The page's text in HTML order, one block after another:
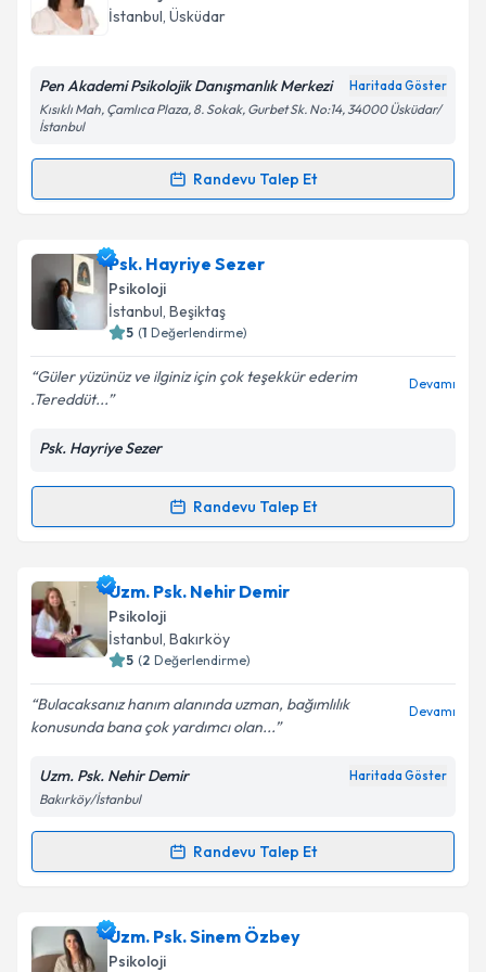
takvim hazırlandığında e-posta ile bilgilendireceğiz.
Kişisel verilerimin işlenmesine ilişkinAydınlatma
'ni okudum ve kişisel verilerimin belirtilen
kapsamda işlenmesini kabul ediyorum.
Takvim Talebini Gönder
İstanbul, Üsküdar
Pen Akademi Psikolojik Danışmanlık Merkezi Haritada Göster
Kısıklı Mah, Çamlıca Plaza, 8. Sokak, Gurbet Sk. No:14, 34000 Üsküdar/
İstanbul
Randevu Talep Et
Randevu Takvimi Talebi
Psk. Yeliz Kılıç Özlüiçin randevu takvimi talebi
oluşturun. Size bu uzmandan randevu almanız için bir
takvim hazırlandığında e-posta ile bilgilendireceğiz.
Kişisel verilerimin işlenmesine ilişkin
kapsamda işlenmesini kabul ediyorum.
Psk. Hayriye Sezer
Psikoloji
İstanbul, Beşiktaş
5 (1 Değerlendirme)
Güler yüzünüz ve ilginiz için çok teşekkür ederim
.Tereddüt...
Devamı
Psk. Hayriye Sezer
Randevu Talep Et
Randevu Takvimi Talebi
Psk. Hayriye Sezeriçin randevu takvimi talebi
oluşturun. Size bu uzmandan randevu almanız için bir
takvim hazırlandığında e-posta ile bilgilendireceğiz.
Kişisel verilerimin işlenmesine ilişkin
Aydınlatma
Metni
kapsamda işlenmesini kabul ediyorum.
Uzm. Psk. Nehir Demir
Psikoloji
İstanbul, Bakırköy
5 (2 Değerlendirme)
Bulacaksanız hanım alanında uzman, bağımlılık
konusunda bana çok yardımcı olan...
Devamı
Uzm. Psk. Nehir Demir Haritada Göster
Bakırköy/İstanbul
Randevu Talep Et
Randevu Takvimi Talebi
Uzm. Psk. Nehir Demir için randevu takvimi talebi
oluşturun. Size bu uzmandan randevu almanız için bir
Uzm. Psk. Sinem Özbey
Psikoloji